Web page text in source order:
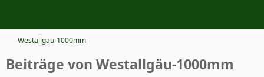
Westallgäu-1000mm
Beiträge von Westallgäu-1000mm